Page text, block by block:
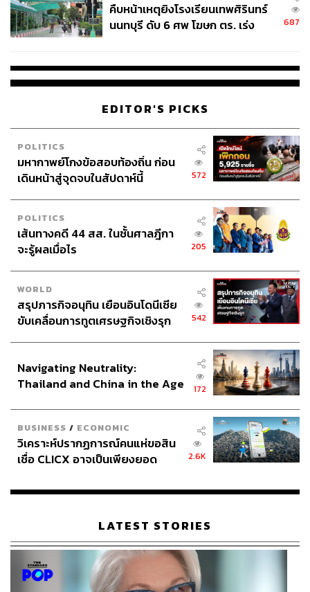
คืบหน้าเหตุยิงโรงเรียนเทพศิรินทร์
นนทบุรี ดับ 6 ศพ โฆษก ตร. เร่ง
687
EDITOR'S PICKS
POLITICS
มหากาพย์โกงข้อสอบท้องถิ่น ก่อน
เดินหน้าสู่จุดจบในสัปดาห์นี้
572
POLITICS
เส้นทางคดี 44 สส. ในชั้นศาลฎีกา
จะรู้ผลเมื่อไร
205
WORLD
สรุปภารกิจอนุทิน เยือนอินโดนีเซีย
ขับเคลื่อนการทูตเศรษฐกิจเชิงรุก
542
Navigating Neutrality:
Thailand and China in the Age
172
BUSINESS / ECONOMIC
วิเคราะห์ปรากฏการณ์คนแห่ขอสิน
เชื่อ CLICX อาจเป็นเพียงยอด
เรือนไทยที่ถูกซุกไว้
2.6K
LATEST STORIES